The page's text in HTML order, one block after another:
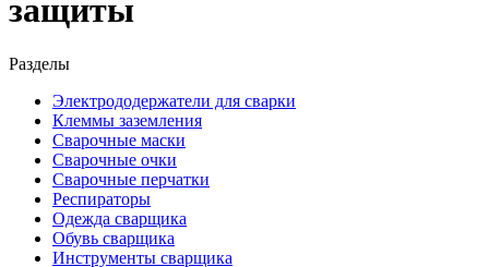
защиты
Разделы
Электрододержатели для сварки
Клеммы заземления
Сварочные маски
Сварочные очки
Сварочные перчатки
Респираторы
Одежда сварщика
Обувь сварщика
Инструменты сварщика